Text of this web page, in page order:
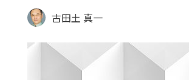
古田土 真一